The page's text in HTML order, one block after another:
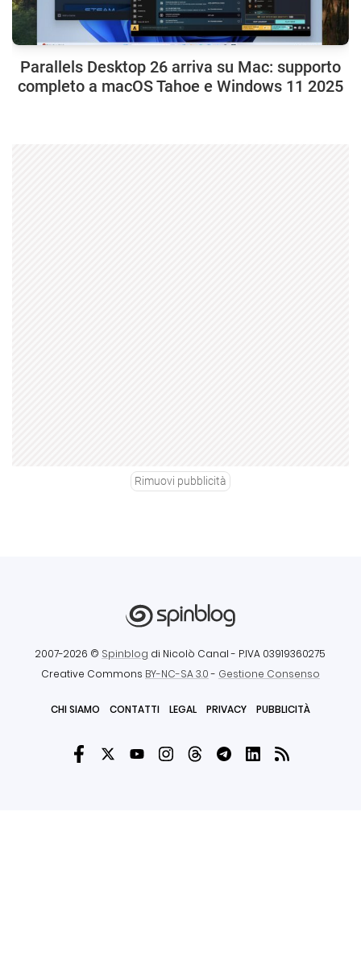
Parallels Desktop 26 arriva su Mac: supporto
completo a macOS Tahoe e Windows 11 2025
Rimuovi pubblicità
2007-2026 © Spinblog di Nicolò Canal - P.IVA 03919360275
Creative Commons BY-NC-SA 3.0- Gestione Consenso
CHI SIAMO CONTATTI LEGAL PRIVACY PUBBLICITÀ